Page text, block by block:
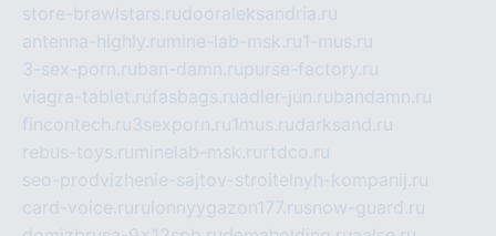
store-brawlstars.rudooraleksandria.ru
antenna-highly.ru mine-lab-msk.ru1-mus.ru
3-sex-porn.ruban-damn.rupurse-factory.ru
viagra-tablet.rufasbags.ruadler-jun.rubandamn.ru
fincontech.ru3sexporn.ru1mus.rudarksand.ru
rebus-toys.ru minelab-msk.ru rtdco.ru
seo-prodvizhenie-sajtov-stroitelnyh-kompanij.ru
card-voice.ru rulonnyygazon177.rusnow-guard.ru